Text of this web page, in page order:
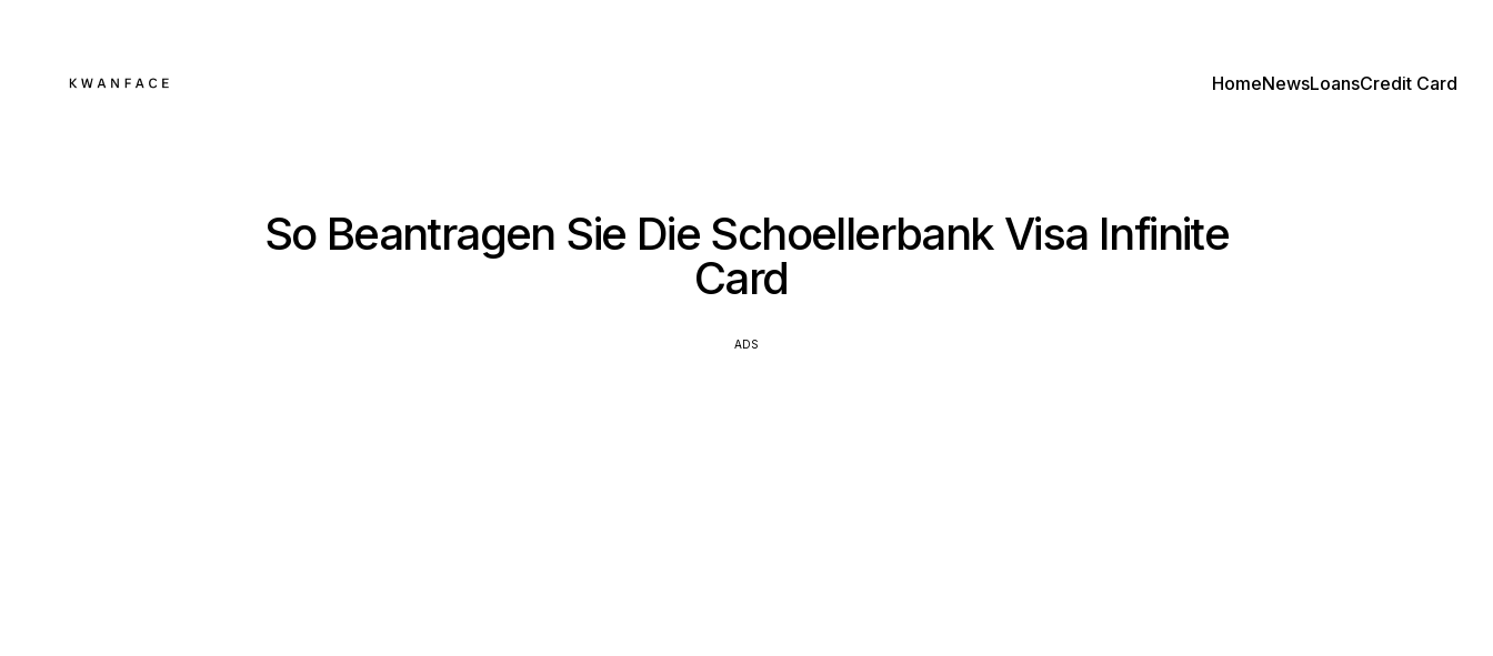
HomeNewsLoansCredit Card
So Beantragen Sie Die Schoellerbank Visa Infinite
Card
ADS